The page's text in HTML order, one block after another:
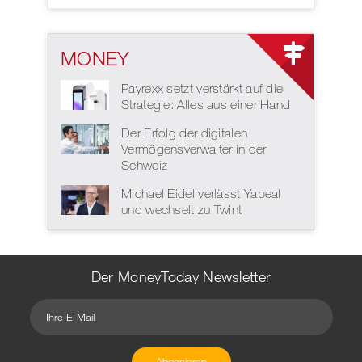
MONEY
Payrexx setzt verstärkt auf die
Strategie: Alles aus einer Hand
Der Erfolg der digitalen
Vermögensverwalter in der
Schweiz
Michael Eidel verlässt Yapeal
und wechselt zu Twint
Der MoneyToday Newsletter